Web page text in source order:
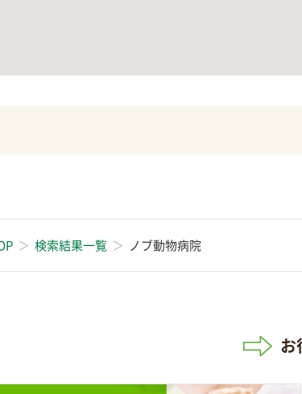
検索結果一覧 ノブ動物病院
お